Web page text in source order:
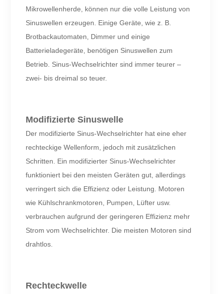
Mikrowellenherde, können nur die volle Leistung von
Sinuswellen erzeugen. Einige Geräte, wie z. B.
Brotbackautomaten, Dimmer und einige
Batterieladegeräte, benötigen Sinuswellen zum
Betrieb. Sinus-Wechselrichter sind immer teurer –
zwei- bis dreimal so teuer.
Modifizierte Sinuswelle
Der modifizierte Sinus-Wechselrichter hat eine eher
rechteckige Wellenform, jedoch mit zusätzlichen
Schritten. Ein modifizierter Sinus-Wechselrichter
funktioniert bei den meisten Geräten gut, allerdings
verringert sich die Effizienz oder Leistung. Motoren
wie Kühlschrankmotoren, Pumpen, Lüfter usw.
verbrauchen aufgrund der geringeren Effizienz mehr
Strom vom Wechselrichter. Die meisten Motoren sind
drahtlos.
Rechteckwelle